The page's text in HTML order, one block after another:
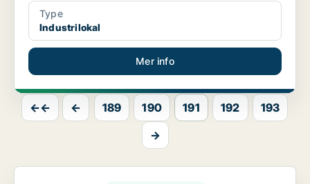
Type
Industrilokal
Mer info
←← ← 189 190 191 192
193
→